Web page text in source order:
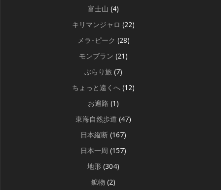
富士山 (4)
キリマンジャロ (22)
メラ･ピーク (28)
モンブラン (21)
ぶらり旅 (7)
ちょっと遠くへ (12)
お遍路 (1)
東海自然歩道 (47)
日本縦断 (167)
日本一周 (157)
地形 (304)
鉱物 (2)